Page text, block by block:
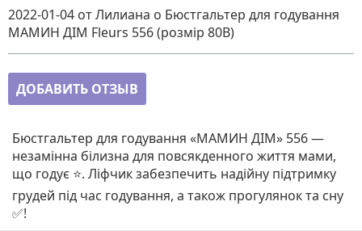
2022-01-04 от Лилиана о Бюстгальтер для годування
МАМИН ДІМ Fleurs 556 (розмір 80B)
ДОБАВИТЬ ОТЗЫВ
Бюстгальтер для годування «МАМИН ДІМ» 556 —
незамінна білизна для повсякденного життя мами,
що годує ⭐. Ліфчик забезпечить надійну підтримку
грудей під час годування, а також прогулянок та сну
✅!